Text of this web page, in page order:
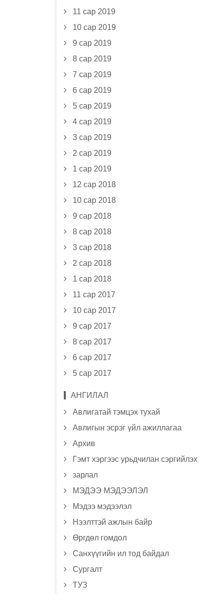
11 сар 2019
10 сар 2019
9 сар 2019
8 сар 2019
7 сар 2019
6 сар 2019
5 сар 2019
4 сар 2019
3 сар 2019
2 сар 2019
1 сар 2019
12 сар 2018
10 сар 2018
9 сар 2018
8 сар 2018
3 сар 2018
2 сар 2018
1 сар 2018
11 сар 2017
10 сар 2017
9 сар 2017
8 сар 2017
6 сар 2017
5 сар 2017
АНГИЛАЛ
Авлигатай тэмцэх тухай
Авлигын эсрэг үйл ажиллагаа
Архив
Гэмт хэргээс урьдчилан сэргийлэх
зарлал
МЭДЭЭ МЭДЭЭЛЭЛ
Мэдээ мэдээлэл
Нээлттэй ажлын байр
Өргдөл гомдол
Санхүүгийн ил тод байдал
Сургалт
ТУЗ